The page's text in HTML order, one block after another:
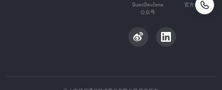
QuecDevZone
公众号
官方公众号